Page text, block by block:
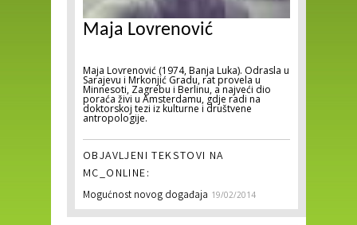
Maja Lovrenović
Maja Lovrenović (1974, Banja Luka). Odrasla u
Sarajevu i Mrkonjić Gradu, rat provela u
Minnesoti, Zagrebu i Berlinu, a najveći dio
poraća živi u Amsterdamu, gdje radi na
doktorskoj tezi iz kulturne i društvene
antropologije.
OBJAVLJENI TEKSTOVI NA
MC_ONLINE:
Mogućnost novog događaja 19/02/2014